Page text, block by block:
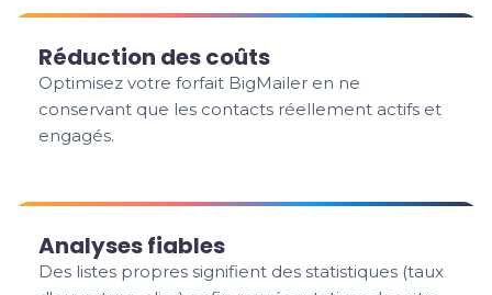
Réduction des coûts
Optimisez votre forfait BigMailer en ne
conservant que les contacts réellement actifs et
engagés.
Analyses fiables
Des listes propres signifient des statistiques (taux